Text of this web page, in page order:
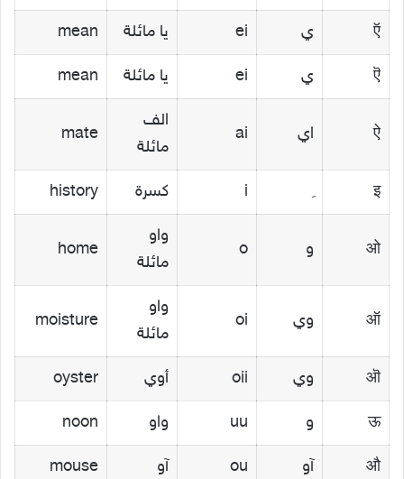
ऍ ي ei يا مائلة mean
ऎ ي ei يا مائلة mean
ऐ اي ai
الف
مائلة
mate
इ
i كسرة history
ओ و o
واو
مائلة
home
ऑ وي oi
واو
مائلة
moisture
ऒ وي oii أوي oyster
ऊ و uu واو noon
औ آو ou آو mouse